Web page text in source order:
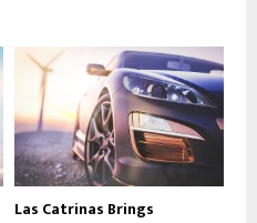
Las Catrinas Brings